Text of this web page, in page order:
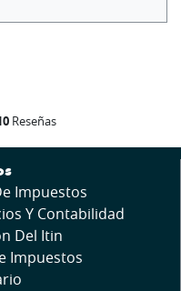
Reseñas
Impuestos
Y Contabilidad
Del Itin
Impuestos